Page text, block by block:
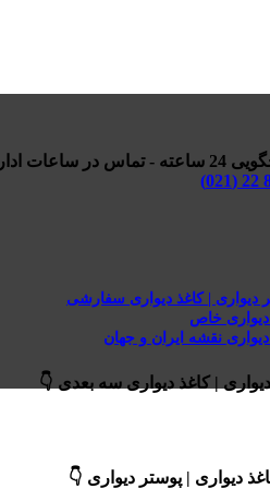
| کاغذ دیواری سه بعدی 👇
دیواری | پوستر دیواری 👇
اداری